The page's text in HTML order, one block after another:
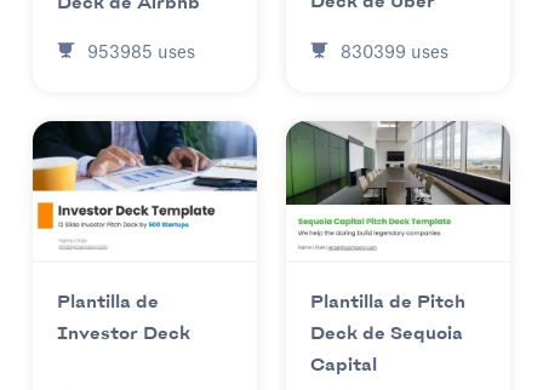
953985 uses 830399 uses
Plantilla de
Investor Deck
Plantilla de Pitch
Deck de Sequoia
Capital